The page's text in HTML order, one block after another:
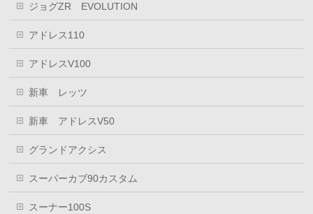
ジョグZR EVOLUTION
アドレス110
アドレスV100
新車 レッツ
新車 アドレスV50
グランドアクシス
スーパーカブ90カスタム
スーナー100S